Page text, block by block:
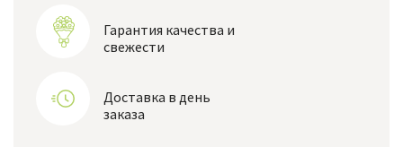
Гарантия качества и
свежести
Доставка в день
заказа